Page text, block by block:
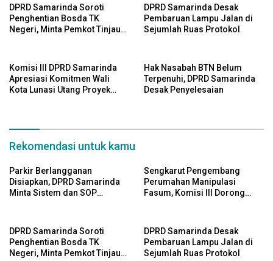
DPRD Samarinda Soroti
Penghentian Bosda TK
Negeri, Minta Pemkot Tinjau
DPRD Samarinda Desak
Pembaruan Lampu Jalan di
Sejumlah Ruas Protokol
Komisi III DPRD Samarinda
Apresiasi Komitmen Wali
Kota Lunasi Utang Proyek
Hak Nasabah BTN Belum
Terpenuhi, DPRD Samarinda
Desak Penyelesaian
Rekomendasi untuk kamu
Parkir Berlangganan
Disiapkan, DPRD Samarinda
Minta Sistem dan SOP
Sengkarut Pengembang
Perumahan Manipulasi
Fasum, Komisi III Dorong
DPRD Samarinda Soroti
Penghentian Bosda TK
Negeri, Minta Pemkot Tinjau
DPRD Samarinda Desak
Pembaruan Lampu Jalan di
Sejumlah Ruas Protokol